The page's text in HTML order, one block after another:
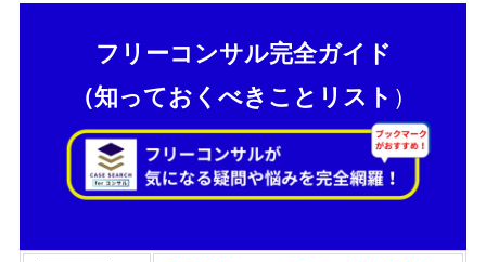
フリーコンサル完全ガイド
（知っておくべきことリスト ）